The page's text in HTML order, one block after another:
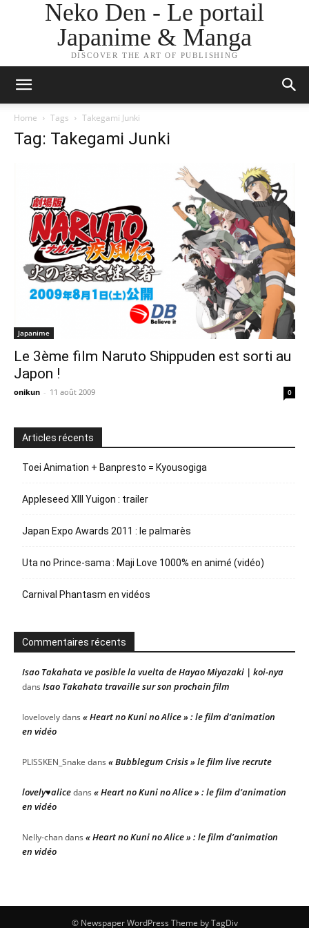
Neko Den - Le portail
Japanime & Manga
DISCOVER THE ART OF PUBLISHING
Home Tags Takegami Junki
Tag: Takegami Junki
Japanime
Le 3ème film Naruto Shippuden est sorti au
Japon !
onikun - 11 août 2009 0
Articles récents
Toei Animation + Banpresto = Kyousogiga
Appleseed XIII Yuigon : trailer
Japan Expo Awards 2011 : le palmarès
Uta no Prince-sama : Maji Love 1000% en animé (vidéo)
Carnival Phantasm en vidéos
Commentaires récents
Isao Takahata ve posible la vuelta de Hayao Miyazaki | koi-nya
dans Isao Takahata travaille sur son prochain film
lovelovelydans « Heart no Kuni no Alice » : le film d’animation
en vidéo
PLISSKEN_Snake dans « Bubblegum Crisis » le film live recrute
lovely♥alicedans « Heart no Kuni no Alice » : le film d’animation
en vidéo
Nelly-chandans « Heart no Kuni no Alice » : le film d’animation
en vidéo
© Newspaper WordPress Theme by TagDiv